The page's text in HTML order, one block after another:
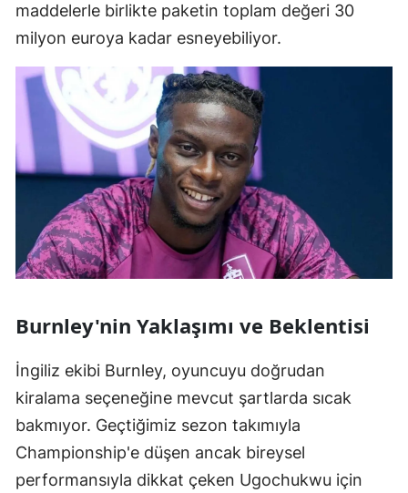
maddelerle birlikte paketin toplam değeri 30
milyon euroya kadar esneyebiliyor.
Burnley'nin Yaklaşımı ve Beklentisi
İngiliz ekibi Burnley, oyuncuyu doğrudan
kiralama seçeneğine mevcut şartlarda sıcak
bakmıyor. Geçtiğimiz sezon takımıyla
Championship'e düşen ancak bireysel
performansıyla dikkat çeken Ugochukwu için